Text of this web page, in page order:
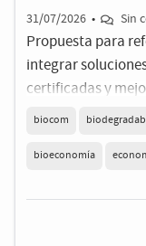
31/07/2026 • Sin
Propuesta para
integrar
certificadas y
biorresiduos
biocom
bioeconomía